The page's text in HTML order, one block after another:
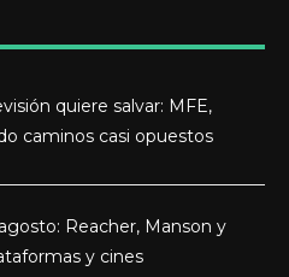
quiere salvar: MFE,
caminos casi opuestos
Reacher, Manson y
y cines